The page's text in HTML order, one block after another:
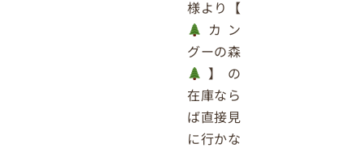
様より【
カン
グーの森
】の
在庫なら
ば直接見
に行かな